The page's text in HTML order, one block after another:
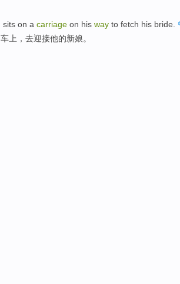
sits on a carriage on his way to fetch his bride
上 ， 去迎接他的新娘。